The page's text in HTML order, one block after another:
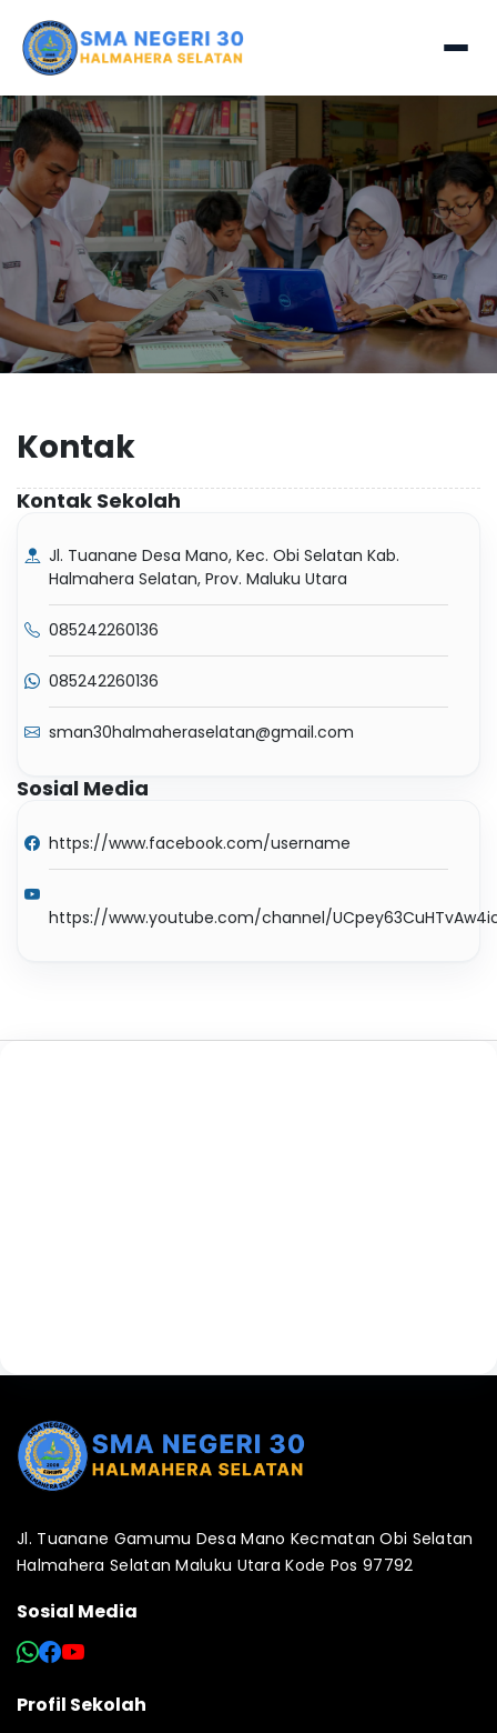
Kontak
Kontak Sekolah
Jl. Tuanane Desa Mano, Kec. Obi Selatan Kab.
Halmahera Selatan, Prov. Maluku Utara
085242260136
085242260136
sman30halmaheraselatan@gmail.com
Sosial Media
https://www.facebook.com/username
https://www.youtube.com/channel/
Jl. Tuanane Gamumu Desa Mano Kecmatan Obi Selatan
Halmahera Selatan Maluku Utara Kode Pos 97792
Sosial Media
Profil Sekolah